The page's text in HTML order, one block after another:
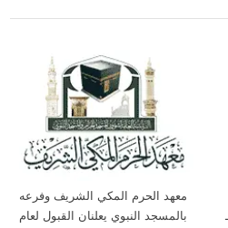
معهد الحرم المكي الشريف وفرعه
بالمسجد النبوي يعلنان القبول لعام